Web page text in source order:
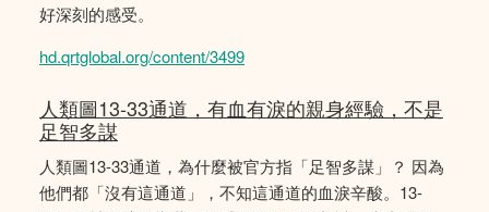
好深刻的感受。
hd.qrtglobal.org/content/3499
人類圖13-33通道，有血有淚的親身經驗，不是
足智多謀
人類圖13-33通道，為什麼被官方指「足智多謀」？ 因為
他們都「沒有這通道」，不知這通道的血淚辛酸。13-